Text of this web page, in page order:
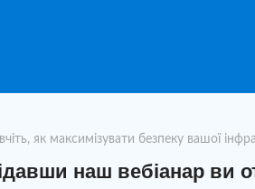
як максимізувати безпеку вашої
наш вебіанар ви